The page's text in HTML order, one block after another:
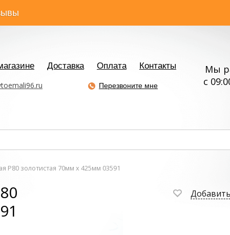
Доставка Оплата
Контакты
Перезвоните мне
Мы
с
P80 золотистая 70мм x 425мм 03591